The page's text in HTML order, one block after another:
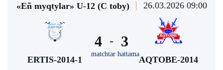
«Eñ myqtylar» U-12 (С toby) 26.03.2026 09:00
ERTIS-2014-1
4 -
matchtar hattama
3
AQTOBE-2014